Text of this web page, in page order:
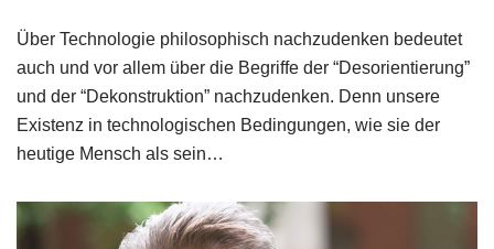
Über Technologie philosophisch nachzudenken bedeutet
auch und vor allem über die Begriffe der “Desorientierung”
und der “Dekonstruktion” nachzudenken. Denn unsere
Existenz in technologischen Bedingungen, wie sie der
heutige Mensch als sein…